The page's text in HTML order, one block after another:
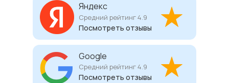
Яндекс
Средний рейтинг 4.9
Посмотреть отзывы
Google
Средний рейтинг 4.9
Посмотреть отзывы